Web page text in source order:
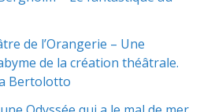
de l’Orangerie – Une
de la création théâtrale.
Bertolotto